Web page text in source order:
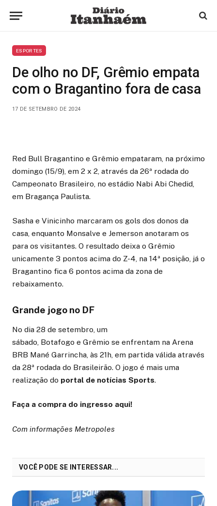
ESPORTES
De olho no DF, Grêmio empata
com o Bragantino fora de casa
17 DE SETEMBRO DE 2024
Red Bull Bragantino e Grêmio empataram, na próximo
domingo (15/9), em 2 x 2, através da 26ª rodada do
Campeonato Brasileiro, no estádio Nabi Abi Chedid,
em Bragança Paulista.
Sasha e Vinicinho marcaram os gols dos donos da
casa, enquanto Monsalve e Jemerson anotaram os
para os visitantes. O resultado deixa o Grêmio
unicamente 3 pontos acima do Z-4, na 14ª posição, já o
Bragantino fica 6 pontos acima da zona de
rebaixamento.
Grande jogo no DF
No dia 28 de setembro, um
sábado, Botafogo e Grêmio se enfrentam na Arena
BRB Mané Garrincha, às 21h, em partida válida através
da 28ª rodada do Brasileirão. O jogo é mais uma
realização do portal de notícias Sports.
Faça a compra do ingresso aqui!
Com informações Metropoles
VOCÊ PODE SE INTERESSAR...